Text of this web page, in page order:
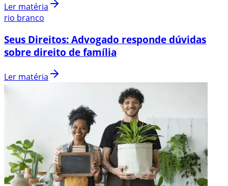
Ler matéria
rio branco
Seus Direitos: Advogado responde dúvidas
sobre direito de família
Ler matéria